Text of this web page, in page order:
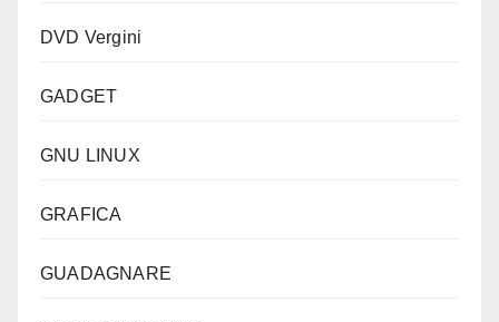
DVD Vergini
GADGET
GNU LINUX
GRAFICA
GUADAGNARE